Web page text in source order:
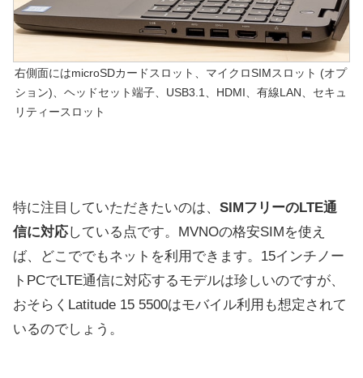
右側面にはmicroSDカードスロット、マイクロSIMスロット (オプ
ション)、ヘッドセット端子、USB3.1、HDMI、有線LAN、セキュ
リティースロット
特に注目していただきたいのは、 SIMフリーのLTE通
信に対応している点です。MVNOの格安SIMを使え
ば、どこででもネットを利用できます。15インチノー
トPCでLTE通信に対応するモデルは珍しいのですが、
おそらくLatitude 15 5500はモバイル利用も想定されて
いるのでしょう。